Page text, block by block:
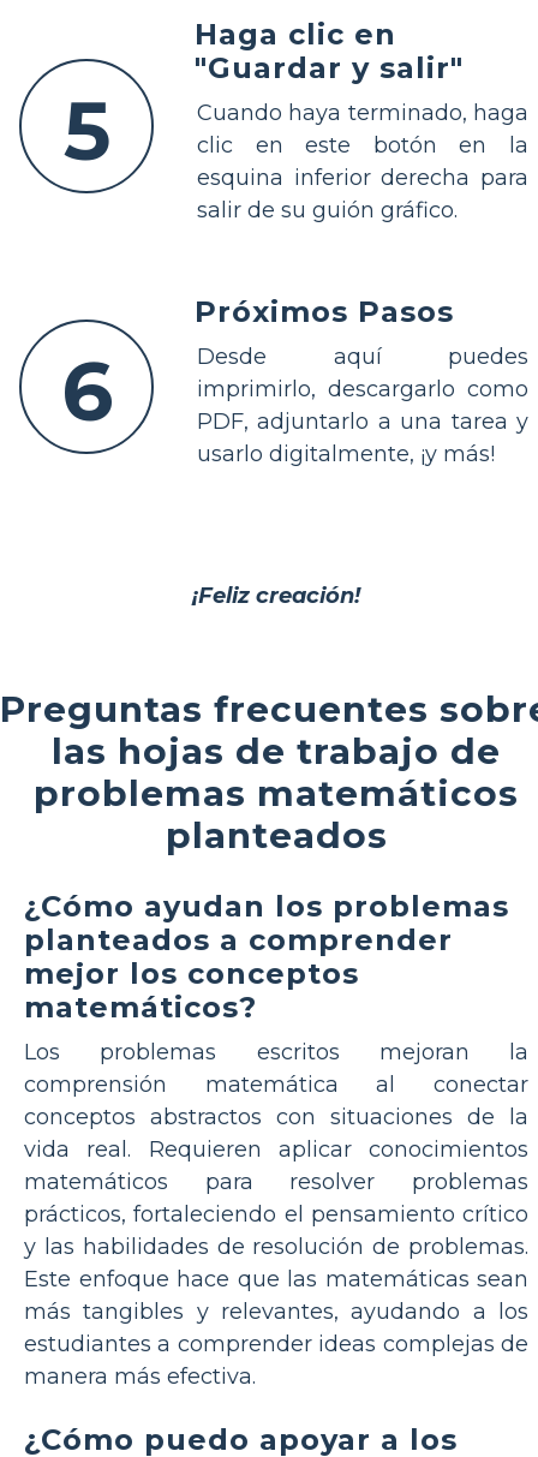
5
Haga clic en
"Guardar y salir"
Cuando haya terminado, haga
clic en este botón en la
esquina inferior derecha para
salir de su guión gráfico.
6
Próximos Pasos
Desde aquí puedes
imprimirlo, descargarlo como
PDF, adjuntarlo a una tarea y
usarlo digitalmente, ¡y más!
¡Feliz creación!
Preguntas frecuentes
las hojas de trabajo de
problemas matemáticos
planteados
¿Cómo ayudan los problemas
planteados a comprender
mejor los conceptos
matemáticos?
Los problemas escritos mejoran la
comprensión matemática al conectar
conceptos abstractos con situaciones de la
vida real. Requieren aplicar conocimientos
matemáticos para resolver problemas
prácticos, fortaleciendo el pensamiento crítico
y las habilidades de resolución de problemas.
Este enfoque hace que las matemáticas sean
más tangibles y relevantes, ayudando a los
estudiantes a comprender ideas complejas de
manera más efectiva.
¿Cómo puedo apoyar a los